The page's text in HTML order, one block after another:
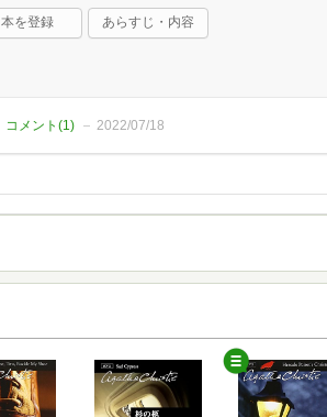
本を登録 あらすじ・内容
コメント(1 ) 2022/07/18